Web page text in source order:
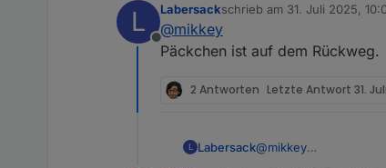
Nur so macht es für alle
Rücksendelabel ist auf
L
Offline
Labersackschrieb am 31. Juli 2025,
zuletzt editiert von
@mikkey
Päckchen ist auf dem Rückweg.
2 Antworten Letzte Antwort 31.
L Labersack@mikkey